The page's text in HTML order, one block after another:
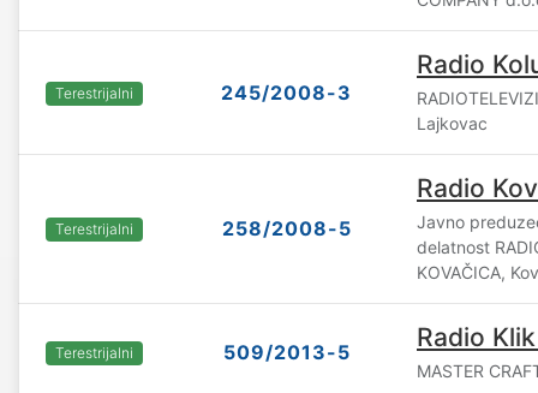
Terestrijalni 245/2008-3
Radio
Lajkovac
Terestrijalni 258/2008-5
Radio
Javno
delatnost
KOVAČICA,
Terestrijalni 509/2013-5 Radio
MASTER